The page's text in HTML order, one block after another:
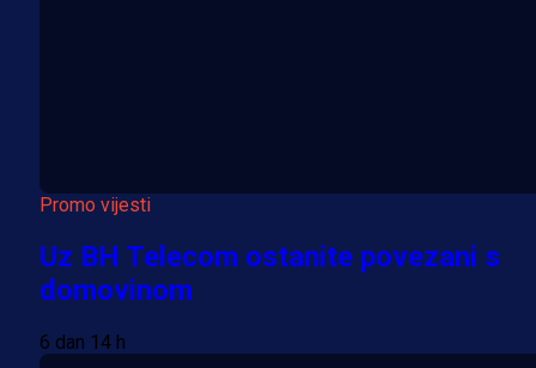
Promo vijesti
Uz BH Telecom ostanite povezani s
domovinom
6 dan 14 h